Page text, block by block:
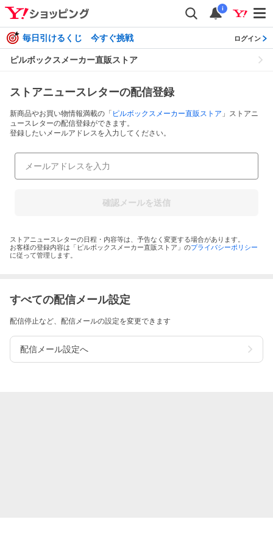
i
毎日引けるくじ 今すぐ挑戦 ログイン
ピルボックスメーカー直販ストア
ストアニュースレターの配信登録
新商品やお買い物情報満載の「 ピルボックスメーカー直販ストア 」ストアニ
ュースレターの配信登録ができます。
登録したいメールアドレスを入力してください。
確認メールを送信
ストアニュースレターの日程・内容等は、予告なく変更する場合があります。
お客様の登録内容は「 ピルボックスメーカー直販ストア 」のプライバシーポリシー
に従って管理します。
すべての配信メール設定
配信停止など、配信メールの設定を変更できます
配信メール設定へ